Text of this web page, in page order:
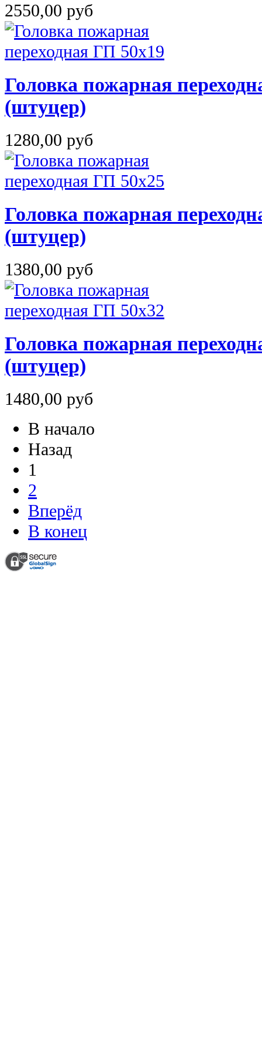
2550,00 руб
Головка пожарная
(штуцер)
1280,00 руб
Головка пожарная
(штуцер)
1380,00 руб
Головка пожарная
(штуцер)
1480,00 руб
В начало
Назад
1
2
Вперёд
В конец